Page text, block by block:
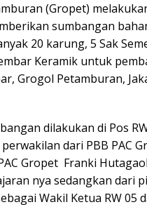
(Gropet)
sumbangan
20 karung, 5 Sak
Keramik untuk
Grogol Petamburan,
dilakukan di Pos
dari PBB PAC
Gropet Franki
nya sedangkan dari
Wakil Ketua RW 05